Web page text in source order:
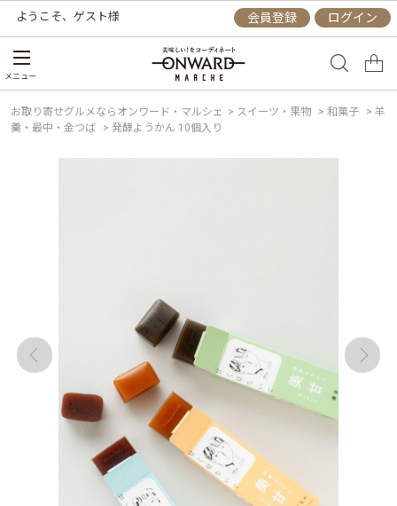
ようこそ、 ゲスト様 会員登録 ログイン
メニュー
お取り寄せグルメならオンワード・マルシェ > スイーツ・果物 > 和菓子 > 羊
羹・最中・金つば
> 発酵ようかん 10個入り